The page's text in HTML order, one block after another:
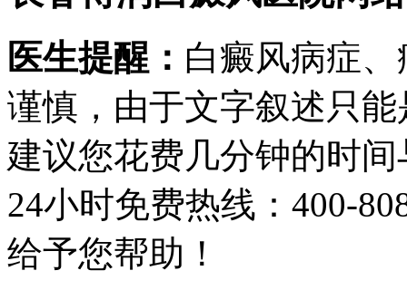
医生提醒： 白癜风病症
谨慎，由于文字叙述只
建议您花费几分钟的时
24小时免费热线： 400-
给予您帮助！